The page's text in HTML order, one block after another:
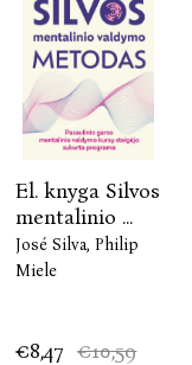
El. knyga Silvos
mentalinio ...
José Silva,Philip
Miele
€8,47 €10,59